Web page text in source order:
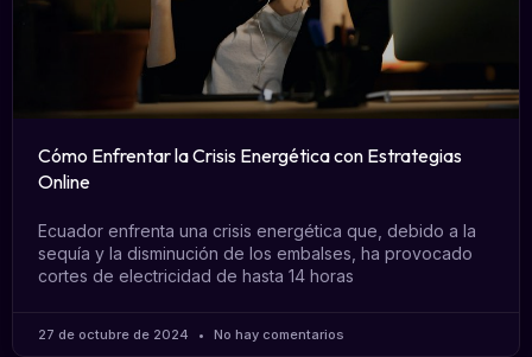
Cómo Enfrentar la Crisis Energética con Estrategias
Online
Ecuador enfrenta una crisis energética que, debido a la
sequía y la disminución de los embalses, ha provocado
cortes de electricidad de hasta 14 horas
27 de octubre de 2024 No hay comentarios